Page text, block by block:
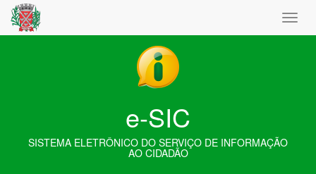
e-SIC
SISTEMA ELETRÔNICO DO SERVIÇO DE INFORMAÇÃO
AO CIDADÃO